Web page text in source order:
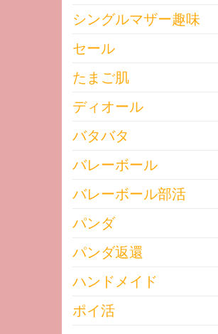
シングルマザー趣味
セール
たまご肌
ディオール
バタバタ
バレーボール
バレーボール部活
パンダ
パンダ返還
ハンドメイド
ポイ活